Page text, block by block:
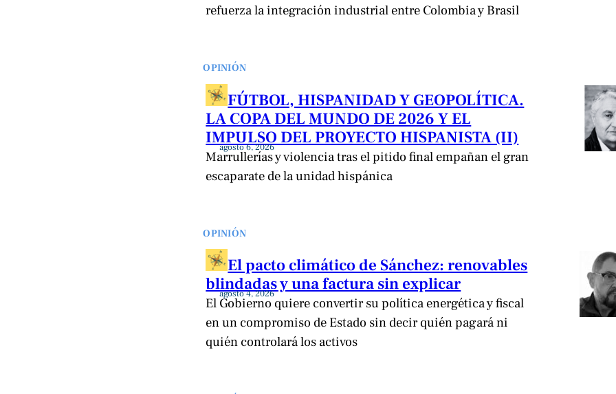
refuerza la integración industrial entre Colombia y Brasil
OPINIÓN
FÚTBOL, HISPANIDAD Y GEOPOLÍTICA.
LA COPA DEL MUNDO DE 2026 Y EL
IMPULSO DEL PROYECTO HISPANISTA (II)
agosto 6, 2026
Marrullerías y violencia tras el pitido final empañan el gran
escaparate de la unidad hispánica
OPINIÓN
El pacto climático de Sánchez: renovables
blindadas y una factura sin explicar
agosto 4, 2026
El Gobierno quiere convertir su política energética y fiscal
en un compromiso de Estado sin decir quién pagará ni
quién controlará los activos